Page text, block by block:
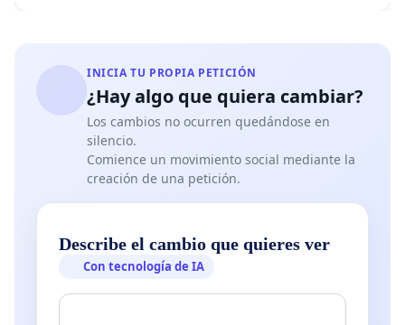
INICIA TU PROPIA PETICIÓN
¿Hay algo que quiera cambiar?
Los cambios no ocurren quedándose en
silencio.
Comience un movimiento social mediante la
creación de una petición.
Describe el cambio que quieres ver
Con tecnología de IA